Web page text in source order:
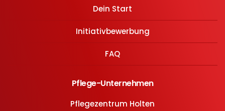
Dein Start
Initiativbewerbung
FAQ
Pflege-Unternehmen
Pflegezentrum Holten